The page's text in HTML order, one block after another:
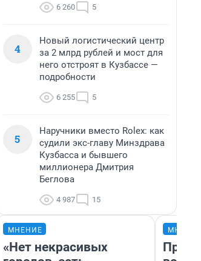
6 260 5
4
Новый логистический центр
за 2 млрд рублей и мост для
него отстроят в Кузбассе —
подробности
6 255 5
5
Наручники вместо Rolex: как
судили экс-главу Минздрава
Кузбасса и бывшего
миллионера Дмитрия
Беглова
4 987 15
МНЕНИЕ
«Нет некрасивых